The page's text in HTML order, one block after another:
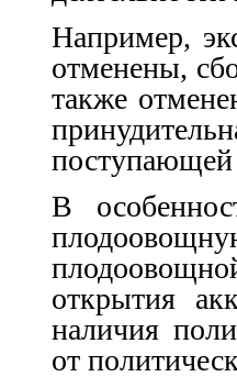
Например,
отменены,
также
поступающей
В
открытия
наличия
от